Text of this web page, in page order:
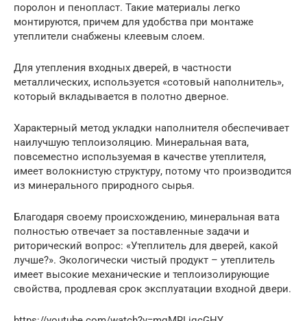
поролон и пенопласт. Такие материалы легко
монтируются, причем для удобства при монтаже
утеплители снабжены клеевым слоем.
Для утепления входных дверей, в частности
металлических, используется «сотовый наполнитель»,
который вкладывается в полотно дверное.
Характерный метод укладки наполнителя обеспечивает
наилучшую теплоизоляцию. Минеральная вата,
повсеместно используемая в качестве утеплителя,
имеет волокнистую структуру, потому что производится
из минерального природного сырья.
Благодаря своему происхождению, минеральная вата
полностью отвечает за поставленные задачи и
риторический вопрос: «Утеплитель для дверей, какой
лучше?». Экологически чистый продукт – утеплитель
имеет высокие механические и теплоизолирующие
свойства, продлевая срок эксплуатации входной двери.